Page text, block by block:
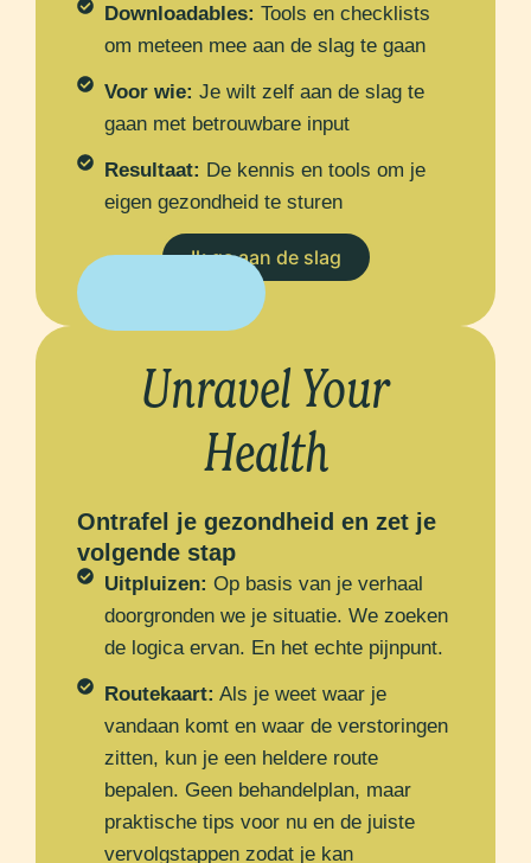
Downloadables: Tools en checklists
om meteen mee aan de slag te gaan
Voor wie: Je wilt zelf aan de slag te
gaan met betrouwbare input
Resultaat: De kennis en tools om je
eigen gezondheid te sturen
Ik ga aan de slag
Unravel Your
Health
Ontrafel je gezondheid en zet je
volgende stap
Uitpluizen: Op basis van je verhaal
doorgronden we je situatie. We zoeken
de logica ervan. En het echte pijnpunt.
Routekaart: Als je weet waar je
vandaan komt en waar de verstoringen
zitten, kun je een heldere route
bepalen. Geen behandelplan, maar
praktische tips voor nu en de juiste
vervolgstappen zodat je kan